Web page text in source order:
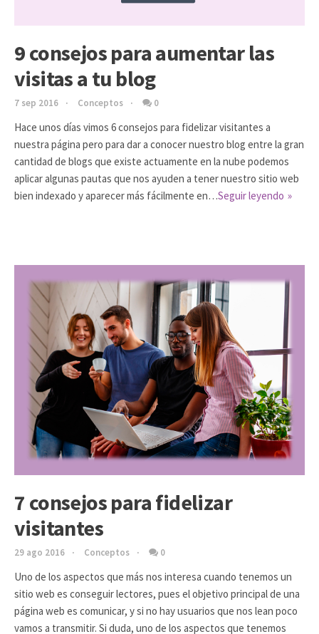
9 consejos para aumentar las
visitas a tu blog
7 sep 2016 Conceptos 0
Hace unos días vimos 6 consejos para fidelizar visitantes a
nuestra página pero para dar a conocer nuestro blog entre la gran
cantidad de blogs que existe actuamente en la nube podemos
aplicar algunas pautas que nos ayuden a tener nuestro sitio web
bien indexado y aparecer más fácilmente en…Seguir leyendo
7 consejos para fidelizar
visitantes
29 ago 2016 Conceptos 0
Uno de los aspectos que más nos interesa cuando tenemos un
sitio web es conseguir lectores, pues el objetivo principal de una
página web es comunicar, y si no hay usuarios que nos lean poco
vamos a transmitir. Si duda, uno de los aspectos que tenemos